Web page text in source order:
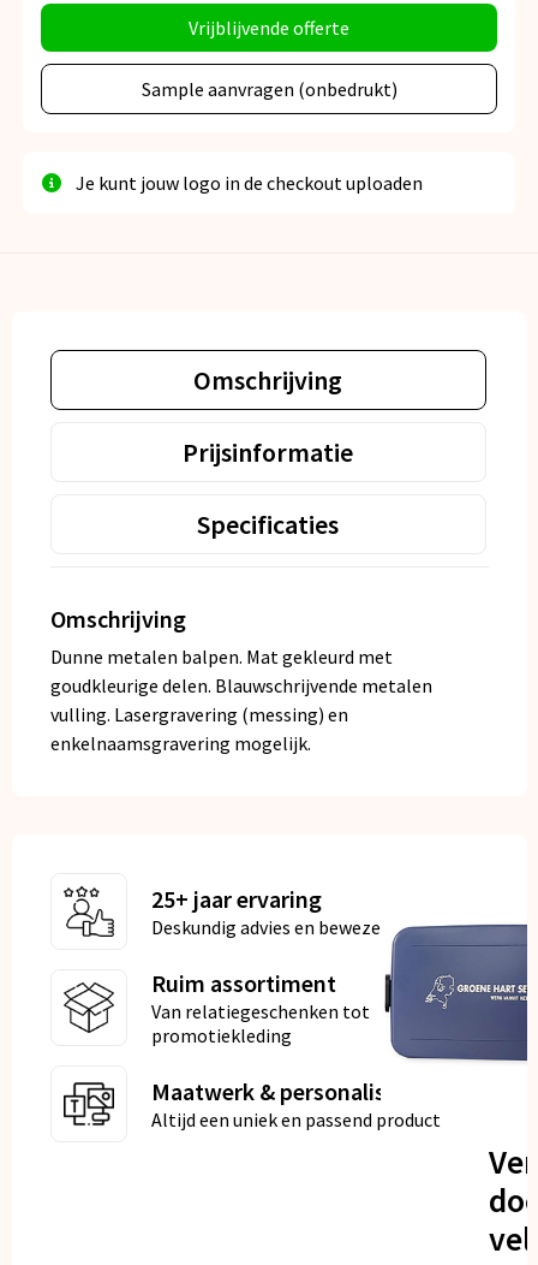
Vrijblijvende offerte
Sample aanvragen (onbedrukt)
Je kunt jouw logo in de checkout uploaden
Omschrijving
Prijsinformatie
Specificaties
Omschrijving
Dunne metalen balpen. Mat gekleurd met
goudkleurige delen. Blauwschrijvende metalen
vulling. Lasergravering (messing) en
enkelnaamsgravering mogelijk.
25+ jaar ervaring
Deskundig advies en bewezen kwaliteit
Ruim assortiment
Van relatiegeschenken tot
promotiekleding
Maatwerk & personalisatie
Altijd een uniek en passend product